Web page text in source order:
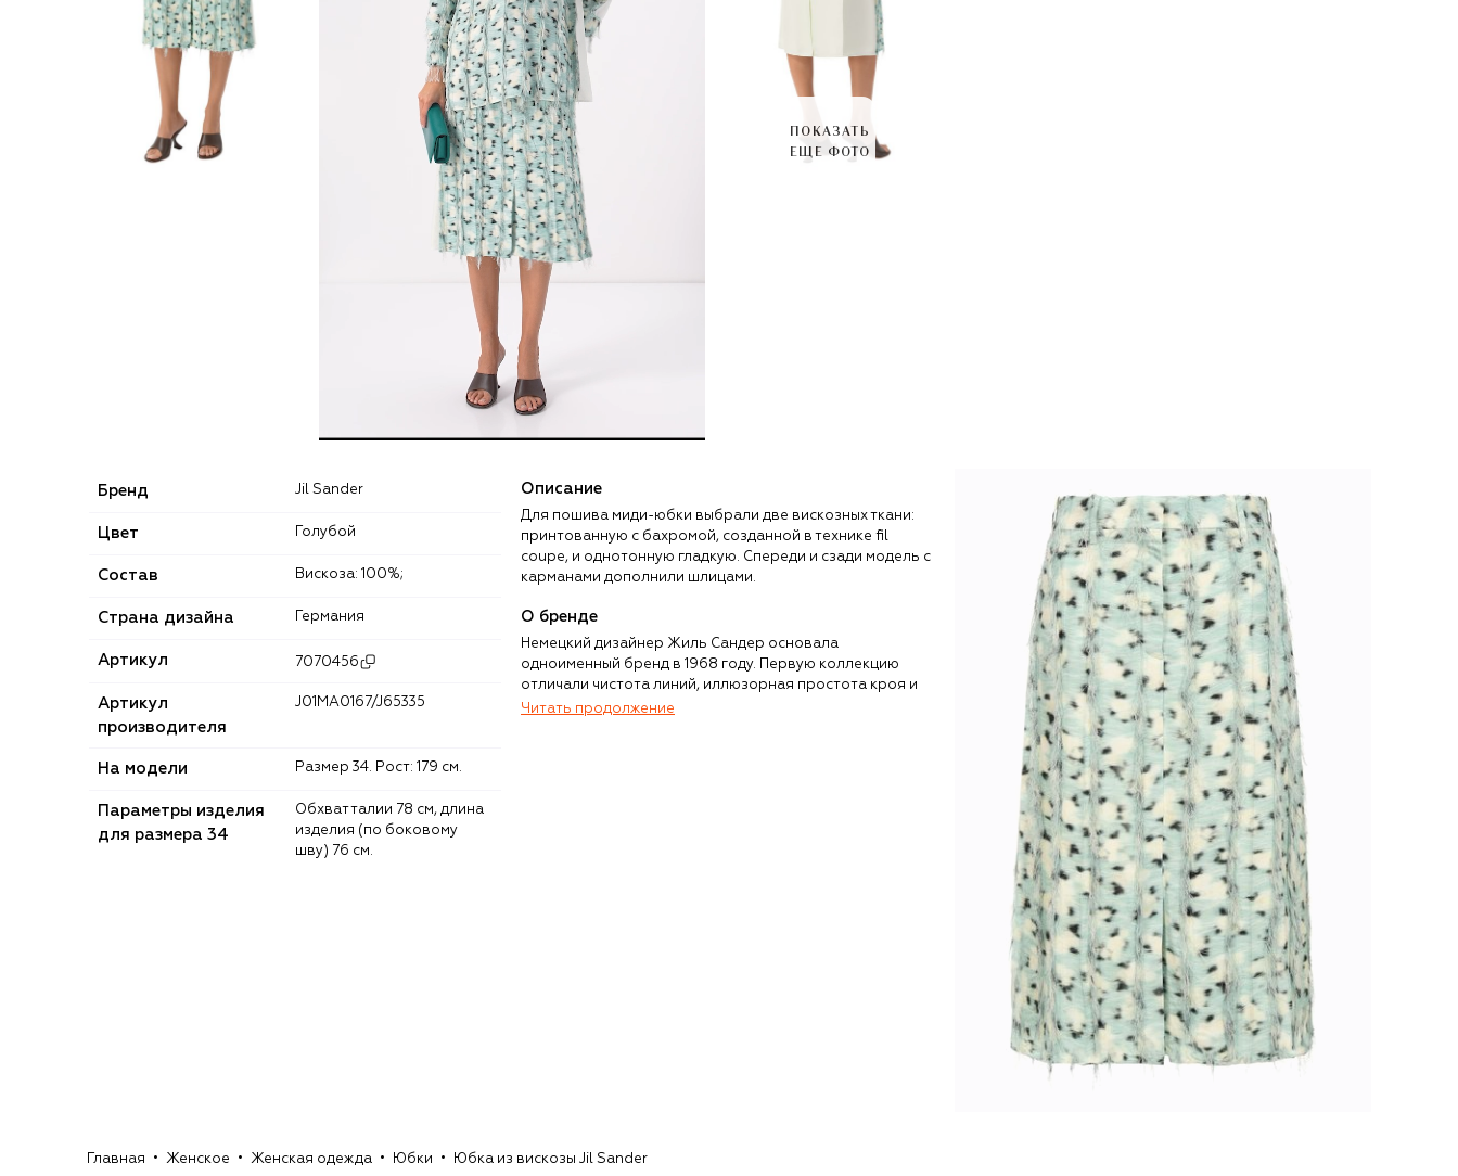
ПОКАЗАТЬ
ЕЩЕ ФОТО
Бренд Jil Sander
Цвет Голубой
Состав Вискоза: 100%;
Страна дизайна Германия
Артикул 7070456
Артикул
производителя
J01MA0167/J65335
На модели Размер 34. Рост: 179 см.
Параметры изделия
для размера 34
Обхват талии 78 см, длина
изделия (по боковому
шву) 76 см.
Описание
Для пошива миди-юбки выбрали две вискозных ткани:
принтованную с бахромой, созданной в технике fil
coupe, и однотонную гладкую. Спереди и сзади модель с
карманами дополнили шлицами.
О бренде
Немецкий дизайнер Жиль Сандер основала
одноименный бренд в 1968 году. Первую коллекцию
отличали чистота линий, иллюзорная простота кроя и
высокая функциональность, эти слагаемые стали
нестандартными деталями кроя.
Читать продолжение
Главная Женское Женская одежда Юбки Юбка из вискозы Jil Sander